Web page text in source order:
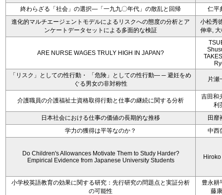
終わらざる「社会」の選択―「一九九〇年代」の散乱と回帰
仁平
進化的マルチエージェントモデルによるリスクへの態度の分析とア
ンケートデータセットによる多面的な検証
小松秀
伸幸,
ARE NURSE WAGES TRULY HIGH IN JAPAN?
「リスク」としての性行動・ 「危険」としての性行動― ─ 避妊をめ
ぐる男女の非対称性
片瀬
介護職員の介護福祉士資格取得行動と仕事の継続に関する分析
吉田和
利
日本社会における仕事の価値の長期的な推移
田靡
学力の獲得は平等なのか？
中西
Do Children's Allowances Motivate Them to Study Harder?
Empirical Evidence from Japanese University Students
小学校英語教育の効果に関する研究：先行研究の問題点と実証分析
の可能性
豊永耕
藤